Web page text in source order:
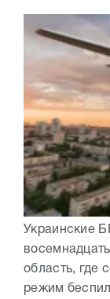
Украинские
область, где
режим